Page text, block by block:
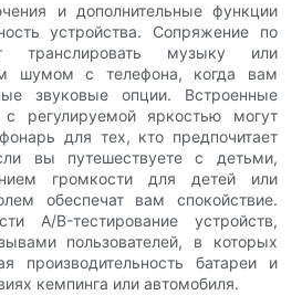
и дополнительные функции
устройства. Сопряжение по
транслировать музыку или
шумом с телефона, когда вам
звуковые опции. Встроенные
с регулируемой яркостью могут
для тех, кто предпочитает
вы путешествуете с детьми,
громкости для детей или
обеспечат вам спокойствие.
A/B-тестирование устройств,
пользователей, в которых
производительность батареи и
кемпинга или автомобиля.